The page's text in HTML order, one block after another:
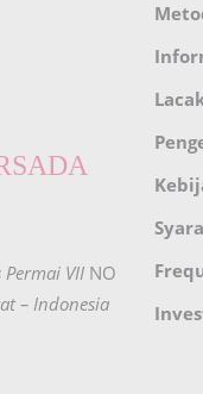
Permai VII NO
– Indonesia